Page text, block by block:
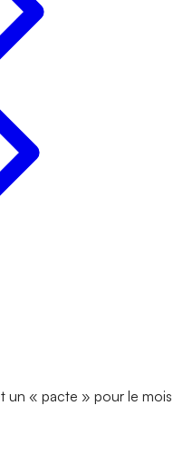
un « pacte » pour le mois